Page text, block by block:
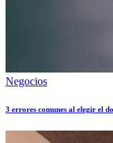
Negocios
3 errores comunes al elegir el